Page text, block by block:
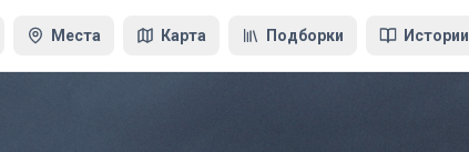
Места Карта Подборки Истории